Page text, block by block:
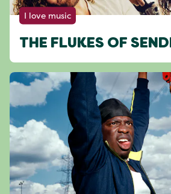
I love music
THE FLUKES OF